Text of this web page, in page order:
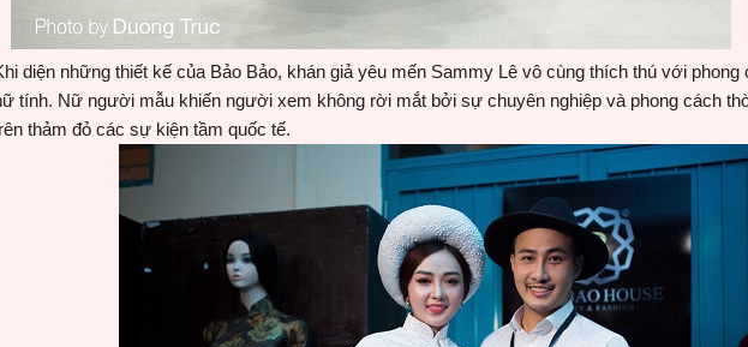
diện những thiết kế của Bảo Bảo, khán giả yêu mến Sammy Lê vô cùng thích thú với phong
tính. Nữ người mẫu khiến người xem không rời mắt bởi sự chuyên nghiệp và phong cách
thảm đỏ các sự kiện tầm quốc tế.